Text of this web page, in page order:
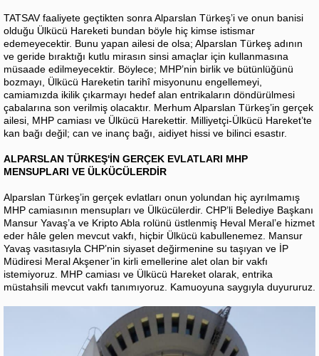
TATSAV faaliyete geçtikten sonra Alparslan Türkeş’i ve onun banisi
olduğu Ülkücü Hareketi bundan böyle hiç kimse istismar
edemeyecektir. Bunu yapan ailesi de olsa; Alparslan Türkeş adının
ve geride bıraktığı kutlu mirasın sinsi amaçlar için kullanmasına
müsaade edilmeyecektir. Böylece; MHP’nin birlik ve bütünlüğünü
bozmayı, Ülkücü Hareketin tarihî misyonunu engellemeyi,
camiamızda ikilik çıkarmayı hedef alan entrikaların döndürülmesi
çabalarına son verilmiş olacaktır. Merhum Alparslan Türkeş’in gerçek
ailesi, MHP camiası ve Ülkücü Harekettir. Milliyetçi-Ülkücü Hareket’te
kan bağı değil; can ve inanç bağı, aidiyet hissi ve bilinci esastır.
ALPARSLAN TÜRKEŞ'İN GERÇEK EVLATLARI MHP
MENSUPLARI VE ÜLKÜCÜLERDİR
Alparslan Türkeş’in gerçek evlatları onun yolundan hiç ayrılmamış
MHP camiasının mensupları ve Ülkücülerdir. CHP’li Belediye Başkanı
Mansur Yavaş’a ve Kripto Abla rolünü üstlenmiş Heval Meral’e hizmet
eder hâle gelen mevcut vakfı, hiçbir Ülkücü kabullenemez. Mansur
Yavaş vasıtasıyla CHP’nin siyaset değirmenine su taşıyan ve İP
Müdiresi Meral Akşener’in kirli emellerine alet olan bir vakfı
istemiyoruz. MHP camiası ve Ülkücü Hareket olarak, entrika
müstahsili mevcut vakfı tanımıyoruz. Kamuoyuna saygıyla duyururuz.